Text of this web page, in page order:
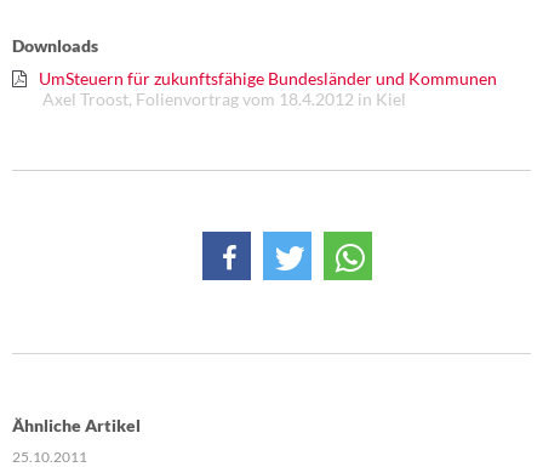
Eurokrise und Griechenland
Über mich
Downloads
UmSteuern für zukunftsfähige Bundesländer und Kommunen
Axel Troost, Folienvortrag vom 18.4.2012 in Kiel
Ähnliche Artikel
25.10.2011